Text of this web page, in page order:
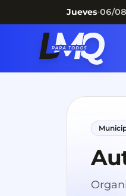
Jueves•06/